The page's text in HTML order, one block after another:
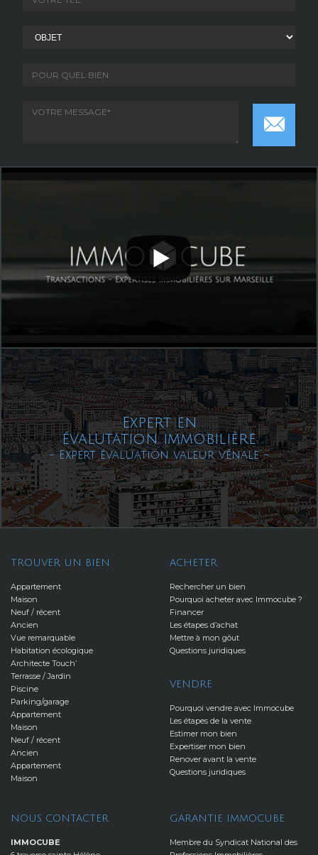
Expert en
évalutation immobilière
- Expert évaluation valeur vénale -
TROUVER UN BIEN
Appartement
Maison
Neuf / récent
Ancien
Vue remarquable
Habitation écologique
Architecte Touch’
Terrasse / Jardin
Piscine
Parking/garage
Appartement
Maison
Neuf / récent
Ancien
Appartement
Maison
ACHETER
Rechercher un bien
Pourquoi acheter avec Immocube ?
Financer
Les étapes d’achat
Mettre à mon gôut
Questions juridiques
VENDRE
Pourquoi vendre avec Immocube
Les étapes de la vente
Estimer mon bien
Expertiser mon bien
Renover avant la vente
Questions juridiques
NOUS CONTACTER
IMMOCUBE
GARANTIE IMMOCUBE
Membre du Syndicat National des